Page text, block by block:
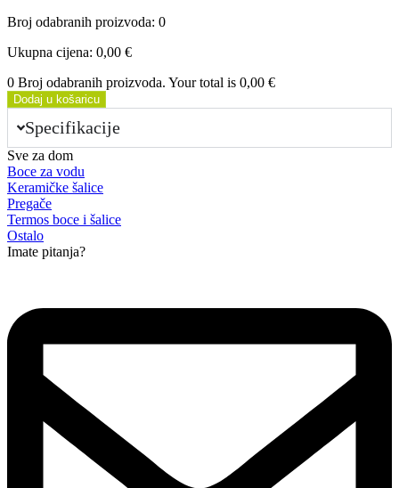
Broj odabranih proizvoda: 0
Ukupna cijena: 0,00 €
0 Broj odabranih proizvoda. Your total is 0,00 €
Dodaj u košaricu
Specifikacije
Sve za dom
Boce za vodu
Keramičke šalice
Pregače
Termos boce i šalice
Ostalo
Imate pitanja?